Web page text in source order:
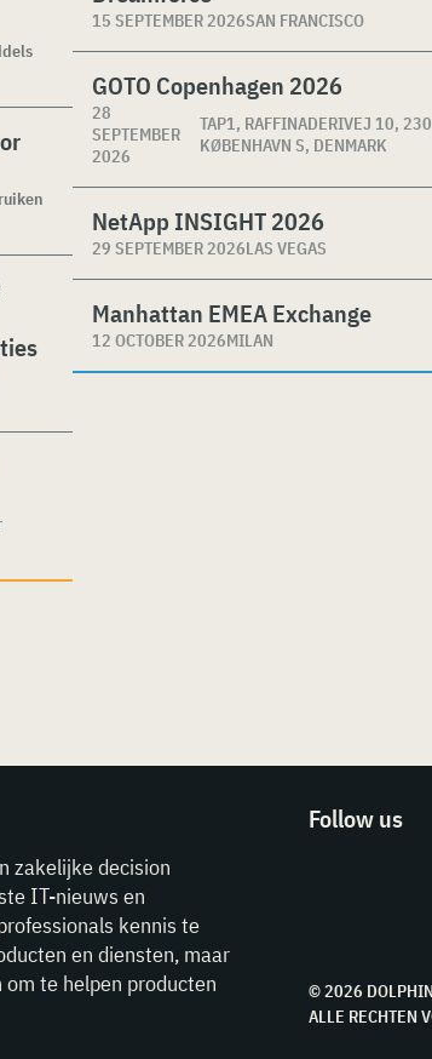
15 SEPTEMBER 2026SAN FRANCISCO
GOTO Copenhagen 2026
28
SEPTEMBER
2026
TAP1, RAFFINADERIVEJ 10,
KØBENHAVN S, DENMARK
NetApp INSIGHT 2026
29 SEPTEMBER 2026LAS VEGAS
Manhattan EMEA Exchange
12 OCTOBER 2026MILAN
zakelijke decision
IT-nieuws en
kennis te
en diensten, maar
te helpen producten
Follow us
© 2026
ALLE RECHTEN